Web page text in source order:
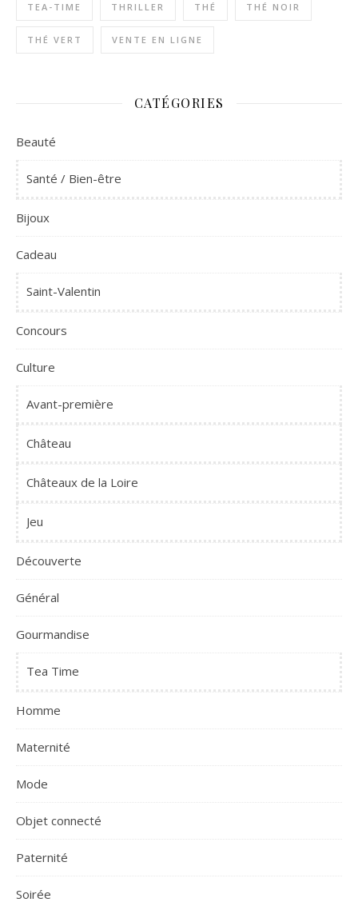
TEA-TIME THRILLER THÉ THÉ NOIR
THÉ VERT VENTE EN LIGNE
CATÉGORIES
Beauté
Santé / Bien-être
Bijoux
Cadeau
Saint-Valentin
Concours
Culture
Avant-première
Château
Châteaux de la Loire
Jeu
Découverte
Général
Gourmandise
Tea Time
Homme
Maternité
Mode
Objet connecté
Paternité
Soirée